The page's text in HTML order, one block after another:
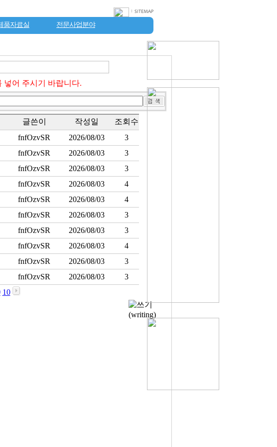
품자료실
전문사업분야
넣어 주시기 바랍니다.
글쓴이 작성일
조회수
fnfOzvSR 2026/08/03
3
fnfOzvSR 2026/08/03
3
fnfOzvSR 2026/08/03
3
fnfOzvSR 2026/08/03
4
fnfOzvSR 2026/08/03
4
fnfOzvSR 2026/08/03
3
fnfOzvSR 2026/08/03
3
fnfOzvSR 2026/08/03
4
fnfOzvSR 2026/08/03
3
fnfOzvSR 2026/08/03
3
10